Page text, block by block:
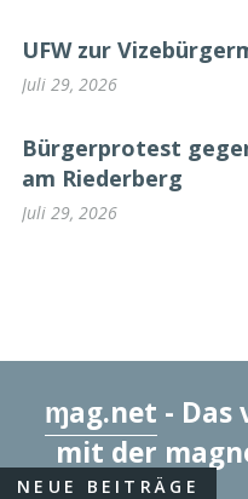
UFW zur
Juli 29, 2026
Bürgerprotest
am Riederberg
Juli 29, 2026
ɱag.net - Das
mit der
NEUE BEITRÄGE